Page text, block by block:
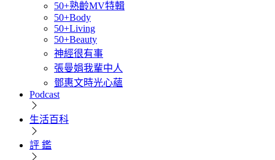
50+熟齡MV特輯
50+Body
50+Living
50+Beauty
神經很有事
張曼娟我輩中人
鄧惠文時光心蘊
Podcast
生活百科
評 鑑